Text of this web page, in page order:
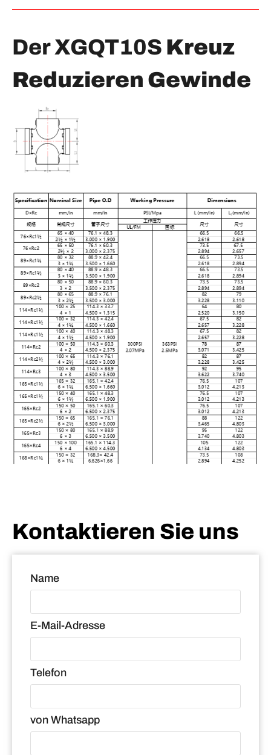
Der XGQT10S Kreuz
Reduzieren Gewinde
Kontaktieren Sie uns
Name
E-Mail-Adresse
Telefon
von Whatsapp